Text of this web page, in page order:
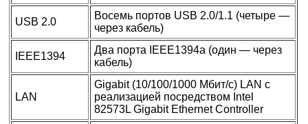
USB 2.0
Восемь портов USB 2.0/1.1 (четыре —
через кабель)
IEEE1394
Два порта IEEE1394a (один — через
кабель)
LAN
Gigabit (10/100/1000 Mбит/c) LAN с
реализацией посредством Intel
82573L Gigabit Ethernet Controller